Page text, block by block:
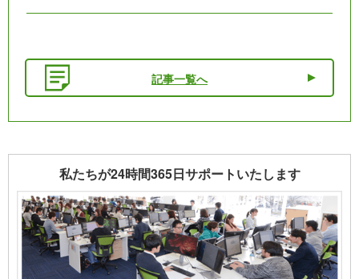
記事一覧へ
私たちが24時間365日サポートいたします